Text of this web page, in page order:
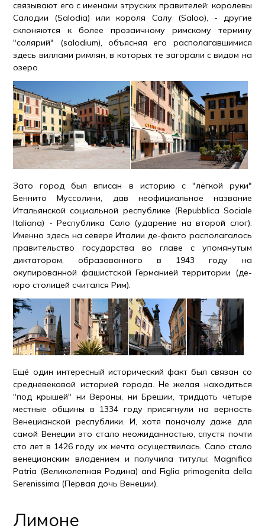
связывают его с именами этруских правителей: королевы
Салодии (Salodia) или короля Салу (Saloo), - другие
склоняются к более прозаичному римскому термину
"солярий" (salodium), объясняя его располагавшимися
здесь виллами римлян, в которых те загорали с видом на
озеро.
Зато город был вписан в историю с "лёгкой руки"
Беннито Муссолини, дав неофициальное название
Итальянской социальной республике (Repubblica Sociale
Italiana) - Республика Сало (ударение на второй слог).
Именно здесь на севере Италии де-факто располагалось
правительство государства во главе с упомянутым
диктатором, образованного в 1943 году на
окупированной фашистской Германией территории (де-
юро столицей считался Рим).
Ещё один интересный исторический факт был связан со
средневековой историей города. Не желая находиться
"под крышей" ни Вероны, ни Брешии, тридцать четыре
местные общины в 1334 году присягнули на верность
Венецианской республики. И, хотя поначалу даже для
самой Венеции это стало неожиданностью, спустя почти
сто лет в 1426 году их мечта осуществилась. Сало стало
венецианским владением и получила титулы: Magnifica
Patria (Великолепная Родина) and Figlia primogenita della
Serenissima (Первая дочь Венеции).
Лимоне